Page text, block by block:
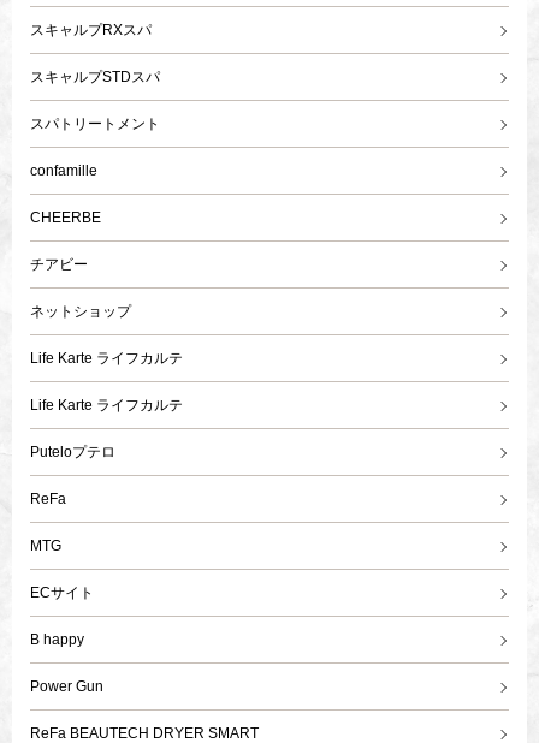
スキャルプRXスパ
スキャルプSTDスパ
スパトリートメント
confamille
CHEERBE
チアビー
ネットショップ
Life Karte ライフカルテ
Life Karte ライフカルテ
Puteloプテロ
ReFa
MTG
ECサイト
B happy
Power Gun
ReFa BEAUTECH DRYER SMART